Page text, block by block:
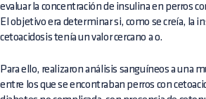
evaluar la concentración de insulina en perros
El objetivo era determinar si, como se creía, la
cetoacidosis tenía un valor cercano a 0.
Para ello, realizaron análisis sanguíneos a una
entre los que se encontraban perros con